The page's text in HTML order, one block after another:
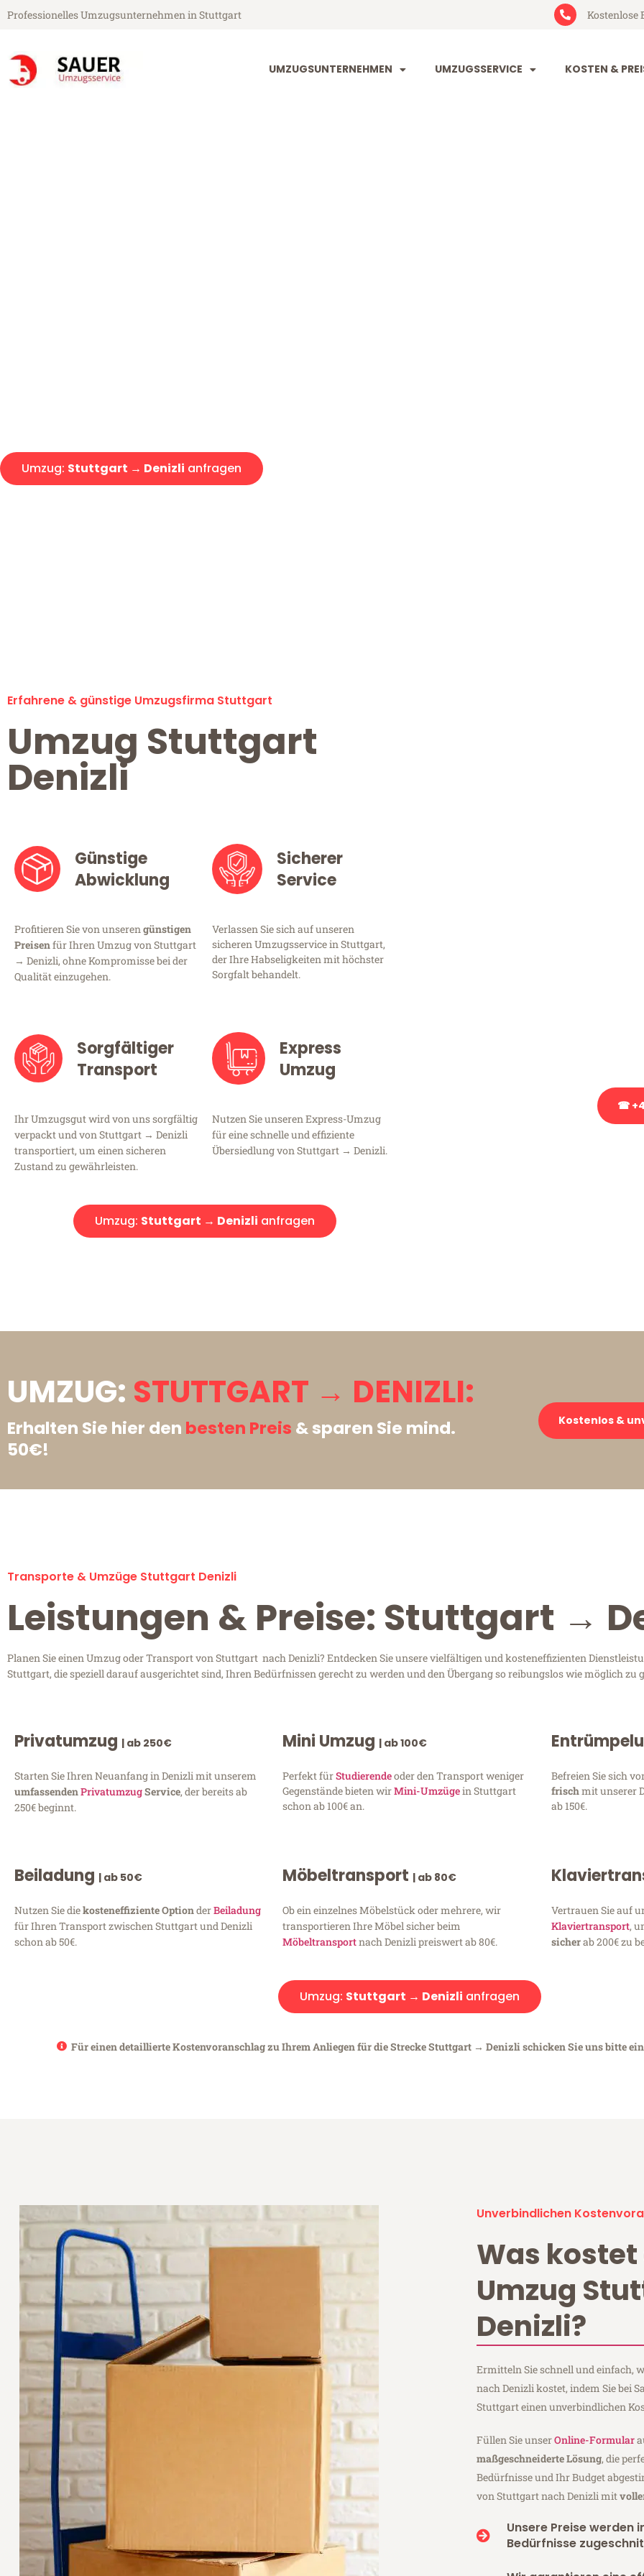
Professionelles Umzugsunternehmen in Stuttgart Kostenlose
UMZUGSUNTERNEHMEN UMZUGSSERVICE KOSTEN &
Umzug: Stuttgart → Denizli anfragen
Erfahrene & günstige Umzugsfirma Stuttgart
Umzug Stuttgart
Denizli
Günstige
Abwicklung
Profitieren Sie von unserengünstigen
Preisenfür Ihren Umzug von Stuttgart
→ Denizli, ohne Kompromisse bei der
Qualität einzugehen.
Sicherer
Service
Verlassen Sie sich auf unseren
sicheren Umzugsservice in Stuttgart,
der Ihre Habseligkeiten mit höchster
Sorgfalt behandelt.
Sorgfältiger
Transport
Ihr Umzugsgut wird von uns sorgfältig
verpackt und von Stuttgart → Denizli
transportiert, um einen sicheren
Zustand zu gewährleisten.
Express
Umzug
Nutzen Sie unseren Express-Umzug
für eine schnelle und effiziente
Übersiedlung von Stuttgart → Denizli.
Umzug: Stuttgart → Denizli anfragen
☎
UMZUG: STUTTGART → DENIZLI:
Erhalten Sie hier den besten Preis & sparen Sie mind.
50€!
Kostenlos &
Transporte & Umzüge Stuttgart Denizli
Leistungen & Preise: Stuttgart →
Planen Sie einen Umzug oder Transport von Stuttgart nach Denizli? Entdecken Sie unsere vielfältigen und kosteneffizienten
Stuttgart, die speziell darauf ausgerichtet sind, Ihren Bedürfnissen gerecht zu werden und den Übergang so reibungslos wie möglich zu
Privatumzug | ab 250€
Starten Sie Ihren Neuanfang in Denizli mit unserem
umfassendenPrivatumzugService, der bereits ab
250€ beginnt.
Mini Umzug | ab 100€
Perfekt fürStudierendeoder den Transport weniger
Gegenstände bieten wirMini-Umzügein Stuttgart
schon ab 100€ an.
Befreien Sie sich
frischmit unserer
ab 150€.
Beiladung | ab 50€
Nutzen Sie diekosteneffiziente OptionderBeiladung
für Ihren Transport zwischen Stuttgart und Denizli
schon ab 50€.
Möbeltransport | ab 80€
Ob ein einzelnes Möbelstück oder mehrere, wir
transportieren Ihre Möbel sicher beim
Möbeltransportnach Denizli preiswert ab 80€.
Vertrauen Sie auf
Klaviertransport,
sicherab 200€ zu
Umzug: Stuttgart → Denizli anfragen
Für einen detaillierte Kostenvoranschlag zu Ihrem Anliegen für die Strecke Stuttgart → Denizli schicken Sie uns bitte
Unverbindlichen
Was kostet
Umzug
Denizli?
Ermitteln Sie schnell und einfach,
nach Denizli kostet, indem Sie bei
Stuttgart einen unverbindlichen
Füllen Sie unserOnline-Formular
maßgeschneiderte Lösung, die
Bedürfnisse und Ihr Budget
von Stuttgart nach Denizli mit
Unsere Preise werden
Bedürfnisse